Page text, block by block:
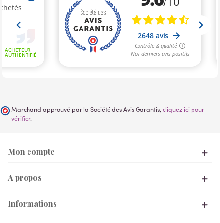
Marchand approuvé par la Société des Avis Garantis, cliquez ici pour
vérifier.
Mon compte
A propos
Informations